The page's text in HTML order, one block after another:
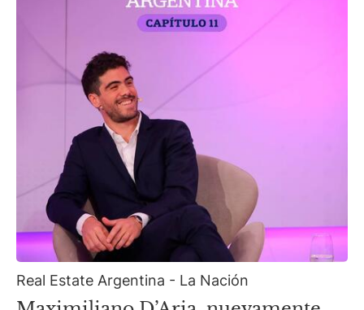
Real Estate Argentina - La Nación